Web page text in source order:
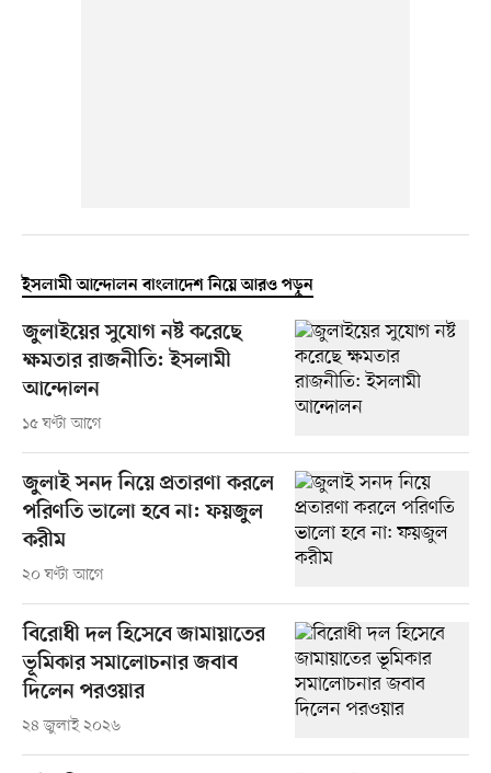
ইসলামী আন্দোলন বাংলাদেশ নিয়ে আরও পড়ুন
জুলাইয়ের সুযোগ নষ্ট করেছে
ক্ষমতার রাজনীতি: ইসলামী
আন্দোলন
১৫ ঘণ্টা আগে
জুলাই সনদ নিয়ে প্রতারণা করলে
পরিণতি ভালো হবে না: ফয়জুল
করীম
২০ ঘণ্টা আগে
বিরোধী দল হিসেবে জামায়াতের
ভূমিকার সমালোচনার জবাব
দিলেন পরওয়ার
২৪ জুলাই ২০২৬